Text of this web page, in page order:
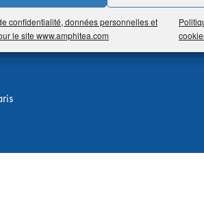
confidentialité, données personnelles et
le site www.amphitea.com